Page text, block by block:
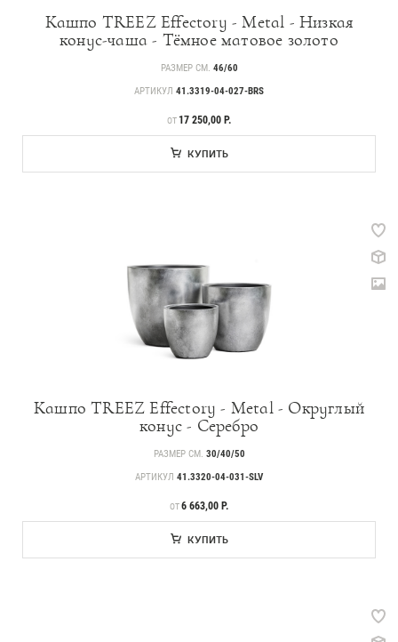
Кашпо TREEZ Effectory - Metal - Низкая
конус-чаша - Тёмное матовое золото
РАЗМЕР СМ. 46/60
АРТИКУЛ 41.3319-04-027-BRS
ЦЕНА
ОТ 17 250,00 Р.
КУПИТЬ
Кашпо TREEZ Effectory - Metal - Округлый
конус - Серебро
РАЗМЕР СМ. 30/40/50
АРТИКУЛ 41.3320-04-031-SLV
ЦЕНА
ОТ6 663,00 Р.
КУПИТЬ
Прайс-листы и каталоги
Идеи